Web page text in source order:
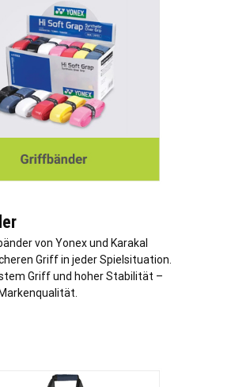
von Yonex und Karakal
Griff in jeder Spielsituation.
Griff und hoher Stabilität –